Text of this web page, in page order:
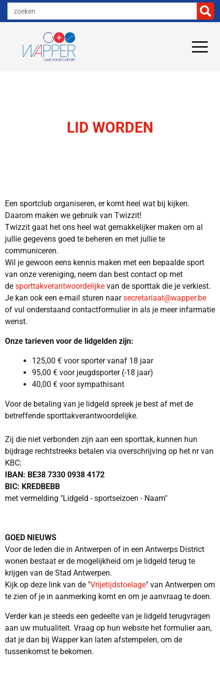
LID WORDEN
Een sportclub organiseren, er komt heel wat bij kijken.
Daarom maken we gebruik van Twizzit!
Twizzit gaat het ons heel wat gemakkelijker maken om al
jullie gegevens goed te beheren en met jullie te
communiceren.
Wil je gewoon eens kennis maken met een bepaalde sport
van onze vereniging, neem dan best contact op met
de sporttakverantwoordelijke van de sporttak die je verkiest.
Je kan ook een e-mail sturen naarsecretariaat@wapper.be
of vul onderstaand contactformulier in als je meer infarmatie
wenst.
Onze tarieven voor de lidgelden zijn:
125,00 € voor sporter vanaf 18 jaar
95,00 € voor jeugdsporter (-18 jaar)
40,00 € voor sympathisant
Voor de betaling van je lidgeld spreek je best af met de
betreffende sporttakverantwoordelijke.
Zij die niet verbonden zijn aan een sporttak, kunnen hun
bijdrage rechtstreeks betalen via overschrijving op het nr van
KBC:
IBAN: BE38 7330 0938 4172
BIC: KREDBEBB
met vermelding "Lidgeld - sportseizoen - Naam"
GOED NIEUWS
Voor de leden die in Antwerpen of in een Antwerps District
wonen bestaat er de mogelijkheid om je lidgeld terug te
krijgen van de Stad Antwerpen.
Kijk op deze link van de "Vrijetijdstoelage" van Antwerpen om
te zien of je in aanmerking komt en om je aanvraag te doen.
Verder kan je steeds een gedeelte van je lidgeld terugvragen
aan uw mutualiteit. Vraag op hun website het formulier aan,
dat je dan bij Wapper kan laten afstempelen, om de
tussenkomst te bekomen.